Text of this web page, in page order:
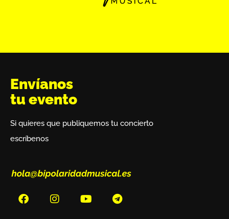
Envíanos
tu evento
Si quieres que publiquemos tu concierto
escríbenos